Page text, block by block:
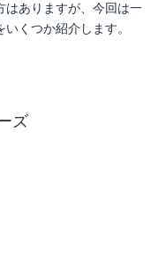
はありますが、今回は一
くつか紹介します。
ズ